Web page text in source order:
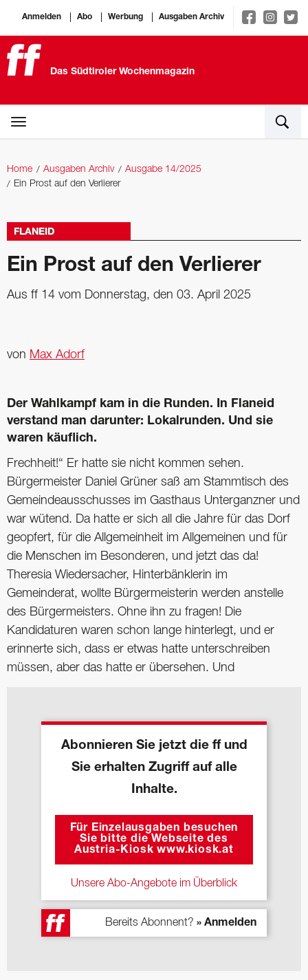
Anmelden Abo Werbung Ausgaben Archiv
Das Südtiroler Wochenmagazin
Home Ausgaben Archiv
Ausgabe 14/2025
Ein Prost auf den Verlierer
FLANEID
Ein Prost auf den Verlierer
Aus ff 14 vom Donnerstag, den 03. April 2025
von Max Adorf
Der Wahlkampf kam in die Runden. In Flaneid
verstand man darunter: Lokalrunden. Und sie
waren käuflich.
Frechheit!“ Er hatte sie nicht kommen sehen.
Bürgermeister Daniel Grüner saß am Stammtisch des
Gemeindeausschusses im Gasthaus Unterganzner und
war wütend. Da hatte er sich all die Jahre für das Dorf
geopfert, für die Allgemeinheit im Allgemeinen und für
die Menschen im Besonderen, und jetzt das da!
Theresia Wiedersacher, Hinterbänklerin im
Gemeinderat, wollte Bürgermeisterin werden anstelle
des Bürgermeisters. Ohne ihn zu fragen! Die
Kandidaturen waren schon lange hinterlegt, und er
erinnerte sich, dass er etwas hatte unterschreiben
müssen, aber das hatte er übersehen. Und
Abonnieren Sie jetzt die ff und
Sie erhalten Zugriff auf alle
Inhalte.
Für Einzelausgaben besuchen
Sie bitte die Webseite des
Austria-Kiosk www.kiosk.at
Unsere Abo-Angebote im Überblick
Bereits Abonnent? » Anmelden